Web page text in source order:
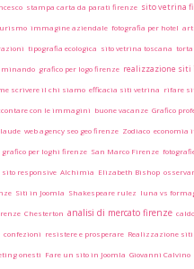
stampa carta da parati firenze sito vetrina
immagine aziendale fotografia per hotel art
tipografia ecologica sito vetrina toscana
grafico per logo firenze realizzazione
scrivere il chi siamo efficacia siti vetrina rifare
con le immagini buone vacanze Grafico
web agency seo geo firenze Zodiaco economia
grafico per loghi firenze San Marco Firenze
responsive Alchimia Elizabeth Bishop
Siti in Joomla Shakespeare rulez luna vs
Chesterton analisi di mercato firenze
confezioni resistere e prosperare Realizzazione siti
onesti Fare un sito in Joomla Giovanni Calvino